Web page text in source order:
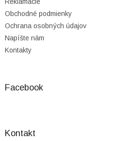
Obchodné podmienky
Ochrana osobných údajov
Napíšte nám
Kontakty
Facebook
Kontakt